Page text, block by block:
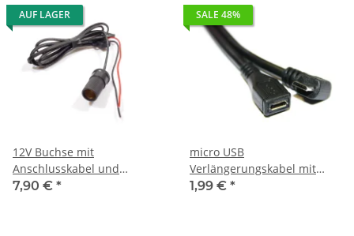
AUF LAGER
12V Buchse mit
Anschlusskabel und
Sicherung
7,90 € *
SALE 48%
micro USB
Verlängerungskabel mit
Winkelstecker
1,99 € *